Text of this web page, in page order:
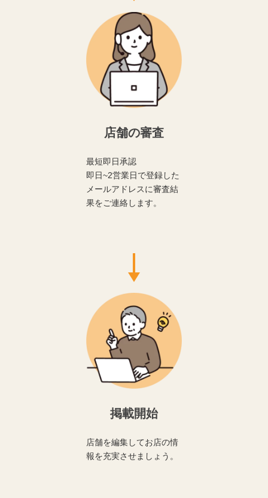
店舗の審査
最短即日承認
即日~2営業日で登録した
メールアドレスに審査結
果をご連絡します。
掲載開始
店舗を編集してお店の情
報を充実させましょう。